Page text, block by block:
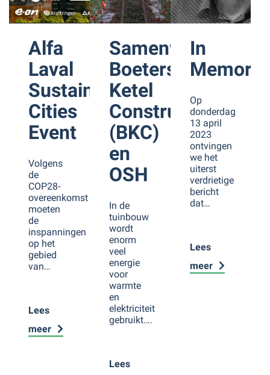
Alfa
Laval
Sustainable
Cities
Event
Volgens
de
COP28-
overeenkomst
moeten
de
inspanningen
op het
gebied
van…
Lees
meer
Samenwerking
Boeters
Ketel
Constructie
(BKC)
en
OSH
In de
tuinbouw
wordt
enorm
veel
energie
voor
warmte
en
elektriciteit
gebruikt….
Lees
In
Op
donderdag
13 april
2023
ontvingen
we het
uiterst
verdrietige
bericht
dat…
Lees
meer